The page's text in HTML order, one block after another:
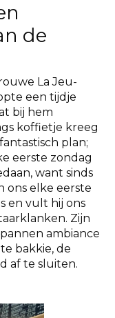
de
La Jeu-
een tijdje
bij hem
koffietje kreeg
plan;
eerste zondag
want sinds
ons elke eerste
en vult hij ons
Zijn
ambiance
bakkie, de
af te sluiten.